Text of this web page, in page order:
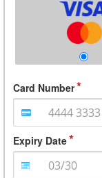
Card Number
Expiry Date